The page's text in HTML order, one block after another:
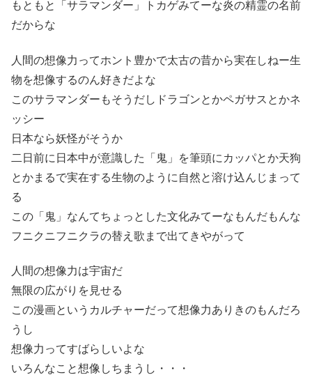
もともと「サラマンダー」トカゲみてーな炎の精霊の名前
だからな
人間の想像力ってホント豊かで太古の昔から実在しねー生
物を想像するのん好きだよな
このサラマンダーもそうだしドラゴンとかペガサスとかネ
ッシー
日本なら妖怪がそうか
二日前に日本中が意識した「鬼」を筆頭にカッパとか天狗
とかまるで実在する生物のように自然と溶け込んじまって
る
この「鬼」なんてちょっとした文化みてーなもんだもんな
フニクニフニクラの替え歌まで出てきやがって
人間の想像力は宇宙だ
無限の広がりを見せる
この漫画というカルチャーだって想像力ありきのもんだろ
うし
想像力ってすばらしいよな
いろんなこと想像しちまうし・・・